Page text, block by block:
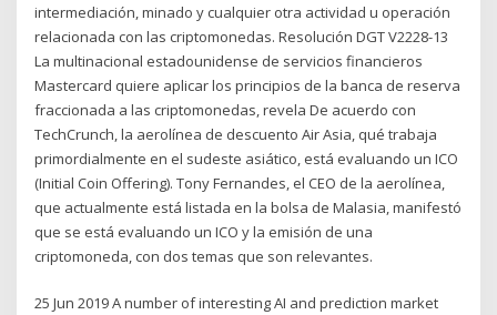
intermediación, minado y cualquier otra actividad u operación
relacionada con las criptomonedas. Resolución DGT V2228-13
La multinacional estadounidense de servicios financieros
Mastercard quiere aplicar los principios de la banca de reserva
fraccionada a las criptomonedas, revela De acuerdo con
TechCrunch, la aerolínea de descuento Air Asia, qué trabaja
primordialmente en el sudeste asiático, está evaluando un ICO
(Initial Coin Offering). Tony Fernandes, el CEO de la aerolínea,
que actualmente está listada en la bolsa de Malasia, manifestó
que se está evaluando un ICO y la emisión de una
criptomoneda, con dos temas que son relevantes.
25 Jun 2019 A number of interesting AI and prediction market